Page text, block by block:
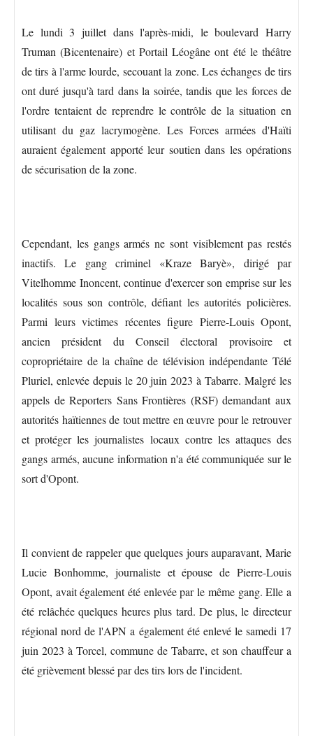
Le lundi 3 juillet dans l'après-midi, le boulevard Harry
Truman (Bicentenaire) et Portail Léogâne ont été le théâtre
de tirs à l'arme lourde, secouant la zone. Les échanges de tirs
ont duré jusqu'à tard dans la soirée, tandis que les forces de
l'ordre tentaient de reprendre le contrôle de la situation en
utilisant du gaz lacrymogène. Les Forces armées d'Haïti
auraient également apporté leur soutien dans les opérations
de sécurisation de la zone.
Cependant, les gangs armés ne sont visiblement pas restés
inactifs. Le gang criminel «Kraze Baryè», dirigé par
Vitelhomme Inoncent, continue d'exercer son emprise sur les
localités sous son contrôle, défiant les autorités policières.
Parmi leurs victimes récentes figure Pierre-Louis Opont,
ancien président du Conseil électoral provisoire et
copropriétaire de la chaîne de télévision indépendante Télé
Pluriel, enlevée depuis le 20 juin 2023 à Tabarre. Malgré les
appels de Reporters Sans Frontières (RSF) demandant aux
autorités haïtiennes de tout mettre en œuvre pour le retrouver
et protéger les journalistes locaux contre les attaques des
gangs armés, aucune information n'a été communiquée sur le
sort d'Opont.
Il convient de rappeler que quelques jours auparavant, Marie
Lucie Bonhomme, journaliste et épouse de Pierre-Louis
Opont, avait également été enlevée par le même gang. Elle a
été relâchée quelques heures plus tard. De plus, le directeur
régional nord de l'APN a également été enlevé le samedi 17
juin 2023 à Torcel, commune de Tabarre, et son chauffeur a
été grièvement blessé par des tirs lors de l'incident.